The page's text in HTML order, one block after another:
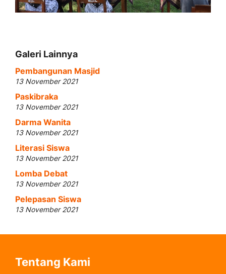
Galeri Lainnya
Pembangunan Masjid
13 November 2021
Paskibraka
13 November 2021
Darma Wanita
13 November 2021
Literasi Siswa
13 November 2021
Lomba Debat
13 November 2021
Pelepasan Siswa
13 November 2021
Tentang Kami